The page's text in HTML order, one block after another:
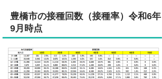
豊橋市の接種回数（接種率）令和6年
9月時点